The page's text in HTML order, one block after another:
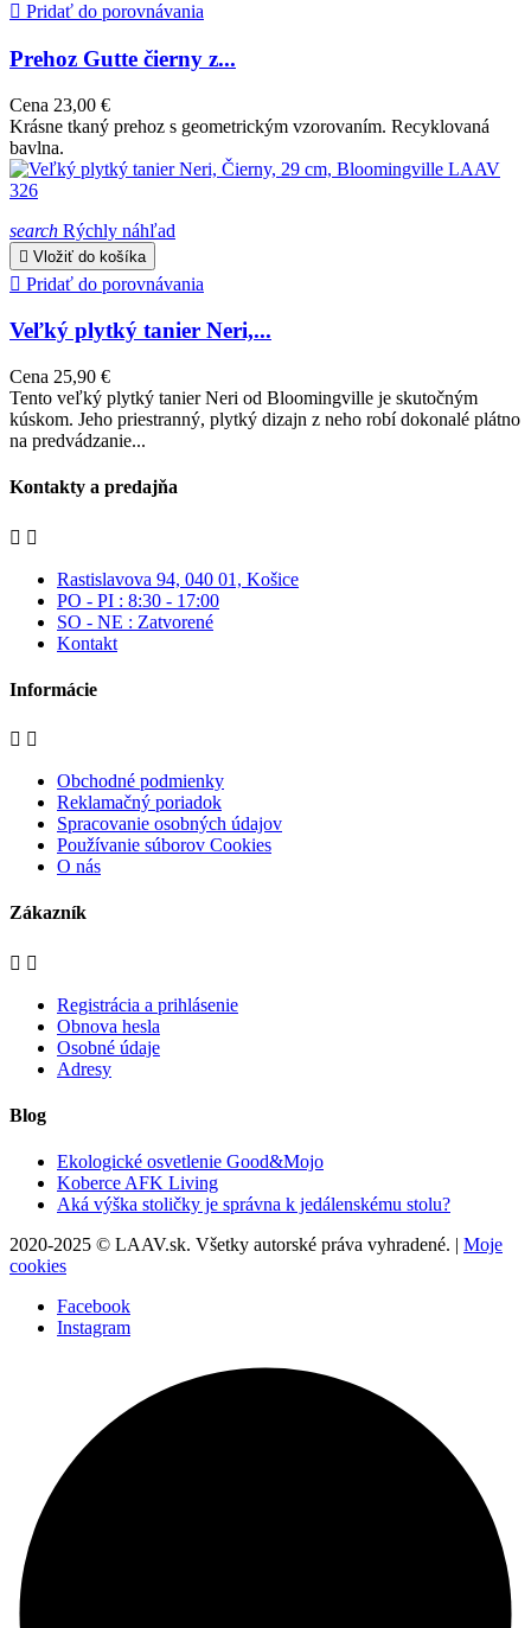
 Pridať do porovnávania
Prehoz Gutte čierny z...
Cena 23,00 €
Krásne tkaný prehoz s geometrickým vzorovaním. Recyklovaná
bavlna.
search Rýchly náhľad
 Vložiť do košíka
 Pridať do porovnávania
Veľký plytký tanier Neri,...
Cena 25,90 €
Tento veľký plytký tanier Neri od Bloomingville je skutočným
kúskom. Jeho priestranný, plytký dizajn z neho robí dokonalé plátno
na predvádzanie...
Kontakty a predajňa
 
Rastislavova 94, 040 01, Košice
PO - PI : 8:30 - 17:00
SO - NE : Zatvorené
Kontakt
Informácie
 
Obchodné podmienky
Reklamačný poriadok
Spracovanie osobných údajov
Používanie súborov Cookies
O nás
Zákazník
 
Registrácia a prihlásenie
Obnova hesla
Osobné údaje
Adresy
Blog
Ekologické osvetlenie Good&Mojo
Koberce AFK Living
Aká výška stoličky je správna k jedálenskému stolu?
2020-2025 © LAAV.sk. Všetky autorské práva vyhradené. | Moje
cookies
Facebook
Instagram